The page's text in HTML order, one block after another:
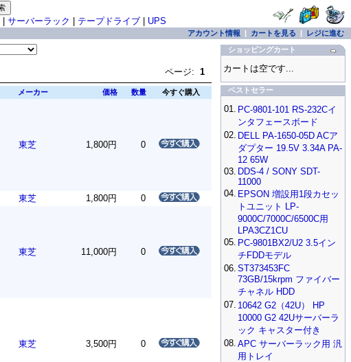
サーバーラック テープドライブ| UPS
アカウント情報 | カートを見る | レジに進む
ページ: 1
メーカー 価格 数量 今すぐ購入
東芝 1,800円 0
東芝 1,800円 0
東芝 11,000円 0
東芝 3,500円 0
ショッピングカート
カートは空です...
ベストセラー
01. PC-9801-101 RS-232Cイ
ンタフェースボード
02. DELL PA-1650-05D ACア
ダプター 19.5V 3.34A PA-
12 65W
03. DDS-4 / SONY SDT-
11000
04. EPSON 増設用1段カセッ
トユニット LP-
9000C/7000C/6500C用
LPA3CZ1CU
05. PC-9801BX2/U2 3.5イン
チFDDモデル
06. ST373453FC
73GB/15krpm ファイバー
チャネル HDD
07. 10642 G2（42U） HP
10000 G2 42Uサーバーラ
ック キャスター付き
08. APC サーバーラック用 汎
用トレイ